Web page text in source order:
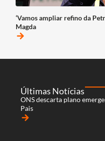
‘Vamos ampliar refino da
Magda
arrow_forward
Últimas Notícias
ONS descarta plano
Pais
arrow_forward